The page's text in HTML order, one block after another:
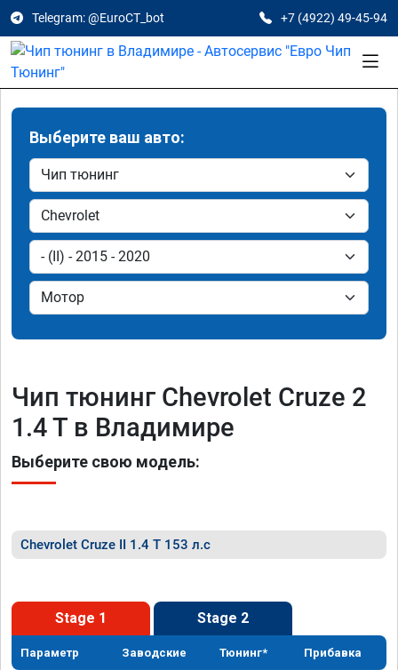
Telegram: @EuroCT_bot +7 (4922) 49-45-94
Выберите ваш авто:
Чип тюнинг Chevrolet Cruze 2
1.4 T в Владимире
Выберите свою модель:
Chevrolet Cruze II 1.4 T 153 л.с
Stage 1 Stage 2
Параметр Заводские Тюнинг* Прибавка